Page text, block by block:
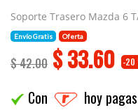
Soporte Trasero Mazda 6
Envío Gratis Oferta
$ 42.00 $33.60 -20
Con hoy pagas